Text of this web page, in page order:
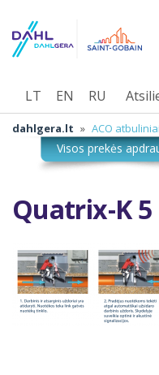
LT EN RU
dahlgera.lt » ACO
Quatrix-K 5